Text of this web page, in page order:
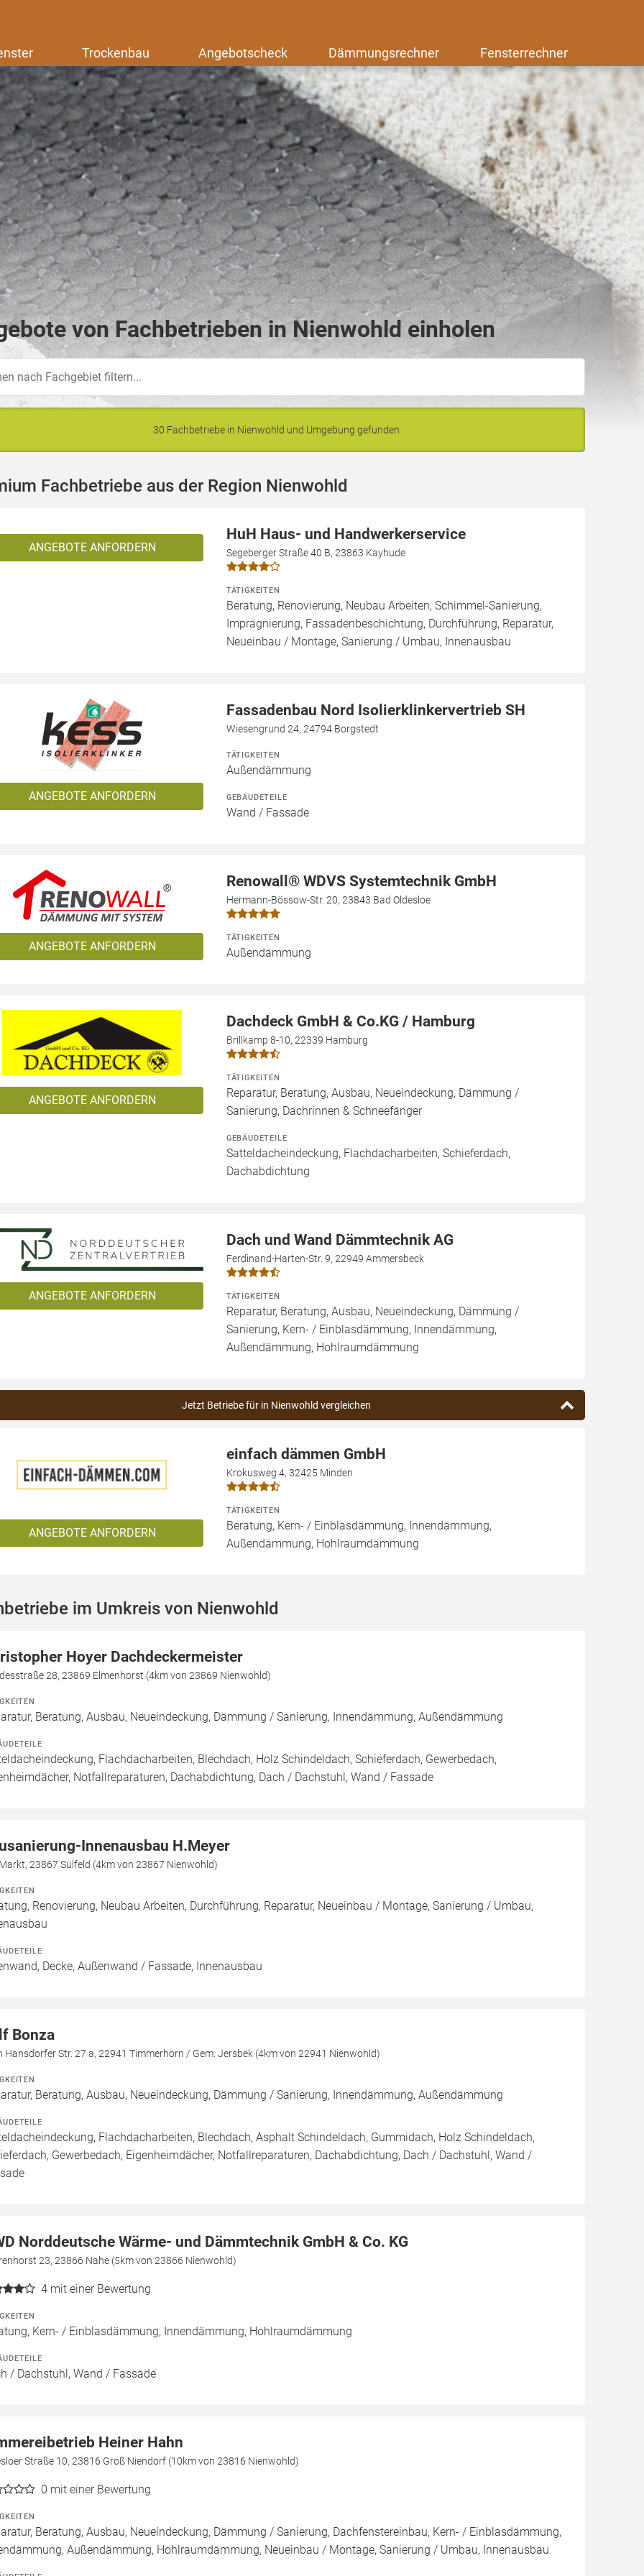
Trockenbau Angebotscheck Dämmungsrechner Fensterrechner
von Fachbetrieben in Nienwohld einholen
30 Fachbetriebe in Nienwohld und Umgebung gefunden
Fachbetriebe aus der Region Nienwohld
ANGEBOTE ANFORDERN
HuH Haus- und Handwerkerservice
Segeberger Straße 40 B, 23863 Kayhude
TÄTIGKEITEN
Beratung, Renovierung, Neubau Arbeiten, Schimmel-Sanierung,
Imprägnierung, Fassadenbeschichtung, Durchführung, Reparatur,
Neueinbau / Montage, Sanierung / Umbau, Innenausbau
ANGEBOTE ANFORDERN
Fassadenbau Nord Isolierklinkervertrieb SH
Wiesengrund 24, 24794 Borgstedt
TÄTIGKEITEN
Außendämmung
GEBÄUDETEILE
Wand / Fassade
ANGEBOTE ANFORDERN
Renowall® WDVS Systemtechnik GmbH
Hermann-Bössow-Str. 20, 23843 Bad Oldesloe
TÄTIGKEITEN
Außendämmung
ANGEBOTE ANFORDERN
Dachdeck GmbH & Co.KG / Hamburg
Brillkamp 8-10, 22339 Hamburg
TÄTIGKEITEN
Reparatur, Beratung, Ausbau, Neueindeckung, Dämmung /
Sanierung, Dachrinnen & Schneefänger
GEBÄUDETEILE
Satteldacheindeckung, Flachdacharbeiten, Schieferdach,
Dachabdichtung
ANGEBOTE ANFORDERN
Dach und Wand Dämmtechnik AG
Ferdinand-Harten-Str. 9, 22949 Ammersbeck
TÄTIGKEITEN
Reparatur, Beratung, Ausbau, Neueindeckung, Dämmung /
Sanierung, Kern- / Einblasdämmung, Innendämmung,
Außendämmung, Hohlraumdämmung
Jetzt Betriebe für in Nienwohld vergleichen
ANGEBOTE ANFORDERN
einfach dämmen GmbH
Krokusweg 4, 32425 Minden
TÄTIGKEITEN
Beratung, Kern- / Einblasdämmung, Innendämmung,
Außendämmung, Hohlraumdämmung
im Umkreis von Nienwohld
Hoyer Dachdeckermeister
28, 23869 Elmenhorst (4km von 23869 Nienwohld)
Beratung, Ausbau, Neueindeckung, Dämmung / Sanierung, Innendämmung, Außendämmung
Flachdacharbeiten, Blechdach, Holz Schindeldach, Schieferdach, Gewerbedach,
Notfallreparaturen, Dachabdichtung, Dach / Dachstuhl, Wand / Fassade
Innenausbau H.Meyer
23867 Sülfeld (4km von 23867 Nienwohld)
Renovierung, Neubau Arbeiten, Durchführung, Reparatur, Neueinbau / Montage, Sanierung / Umbau,
Decke, Außenwand / Fassade, Innenausbau
Bonza
Hansdorfer Str. 27 a, 22941 Timmerhorn / Gem. Jersbek (4km von 22941 Nienwohld)
Beratung, Ausbau, Neueindeckung, Dämmung / Sanierung, Innendämmung, Außendämmung
Flachdacharbeiten, Blechdach, Asphalt Schindeldach, Gummidach, Holz Schindeldach,
Gewerbedach, Eigenheimdächer, Notfallreparaturen, Dachabdichtung, Dach / Dachstuhl, Wand /
Norddeutsche Wärme- und Dämmtechnik GmbH & Co. KG
23, 23866 Nahe (5km von 23866 Nienwohld)
4 mit einer Bewertung
Kern- / Einblasdämmung, Innendämmung, Hohlraumdämmung
/ Dachstuhl, Wand / Fassade
Heiner Hahn
Straße 10, 23816 Groß Niendorf (10km von 23816 Nienwohld)
0 mit einer Bewertung
Beratung, Ausbau, Neueindeckung, Dämmung / Sanierung, Dachfenstereinbau, Kern- / Einblasdämmung,
Außendämmung, Hohlraumdämmung, Neueinbau / Montage, Sanierung / Umbau, Innenausbau